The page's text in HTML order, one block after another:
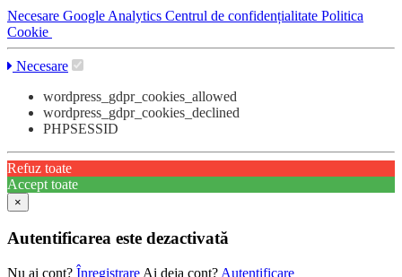
Necesare Google Analytics Centrul de confidențialitate Politica
Cookie
Necesare
wordpress_gdpr_cookies_allowed
wordpress_gdpr_cookies_declined
PHPSESSID
Refuz toate
Accept toate
×
Autentificarea este dezactivată
Nu ai cont? Înregistrare Ai deja cont? Autentificare